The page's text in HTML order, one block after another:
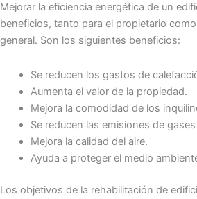
Mejorar la eficiencia energética de un
beneficios, tanto para el propietario
general. Son los siguientes beneficios:
Se reducen los gastos de
Aumenta el valor de la propiedad.
Mejora la comodidad de los
Se reducen las emisiones de
Mejora la calidad del aire.
Ayuda a proteger el medio
Los objetivos de la rehabilitación de